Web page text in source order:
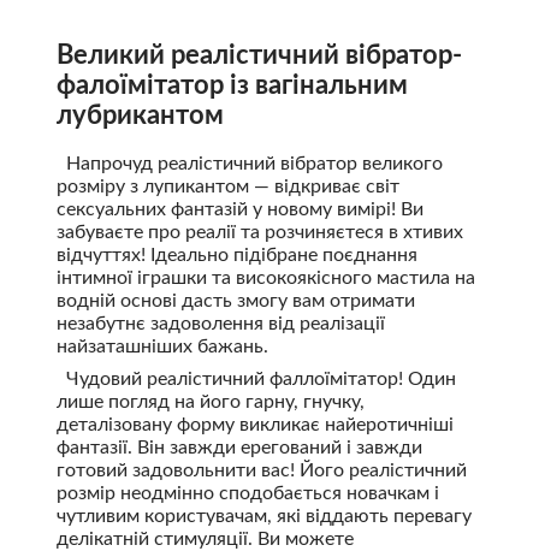
Великий реалістичний вібратор-
фалоїмітатор із вагінальним
лубрикантом
Напрочуд реалістичний вібратор великого
розміру з лупикантом — відкриває світ
сексуальних фантазій у новому вимірі! Ви
забуваєте про реалії та розчиняєтеся в хтивих
відчуттях! Ідеально підібране поєднання
інтимної іграшки та високоякісного мастила на
водній основі дасть змогу вам отримати
незабутнє задоволення від реалізації
найзаташніших бажань.
Чудовий реалістичний фаллоїмітатор! Один
лише погляд на його гарну, гнучку,
деталізовану форму викликає найеротичніші
фантазії. Він завжди ерегований і завжди
готовий задовольнити вас! Його реалістичний
розмір неодмінно сподобається новачкам і
чутливим користувачам, які віддають перевагу
делікатній стимуляції. Ви можете